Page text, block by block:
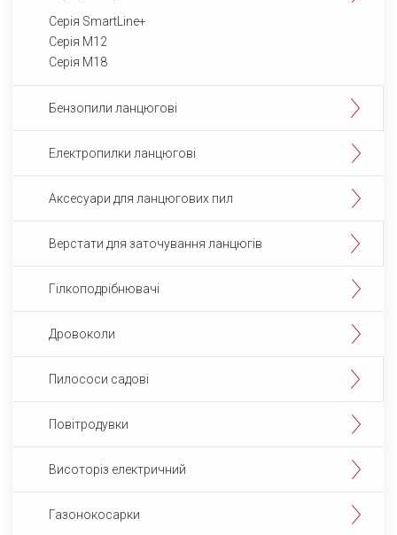
Серія SmartLine+
Серія М12
Серія М18
Бензопили ланцюгові
Електропилки ланцюгові
Аксесуари для ланцюгових пил
Верстати для заточування ланцюгів
Гілкоподрібнювачі
Дровоколи
Пилососи садові
Повітродувки
Висоторіз електричний
Газонокосарки